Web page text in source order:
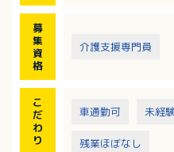
募
集
資
格
介護支援専門員
こ
だ
わ
り
車通勤可 未経
残業ほぼなし